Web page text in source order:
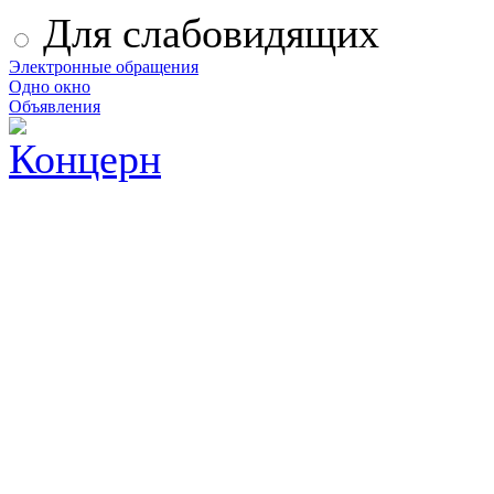
Для слабовидящих
Электронные обращения
Одно окно
Объявления